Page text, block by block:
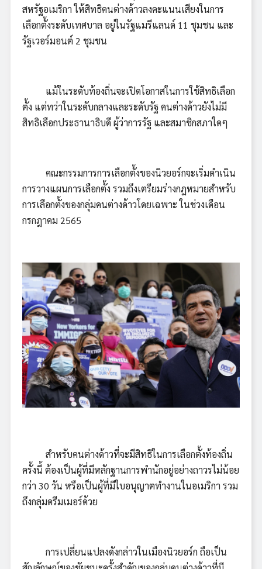
สหรัฐอเมริกา ให้สิทธิคนต่างด้าวลงคะแนนเสียงในการ
เลือกตั้งระดับเทศบาล อยู่ในรัฐแมรีแลนด์ 11 ชุมชน และ
รัฐเวอร์มอนต์ 2 ชุมชน
แม้ในระดับท้องถิ่นจะเปิดโอกาสในการใช้สิทธิเลือก
ตั้ง แต่ทว่าในระดับกลางและระดับรัฐ คนต่างด้าวยังไม่มี
สิทธิเลือกประธานาธิบดี ผู้ว่าการรัฐ และสมาชิกสภาใดๆ
คณะกรรมการการเลือกตั้งของนิวยอร์กจะเริ่มดำเนิน
การวางแผนการเลือกตั้ง รวมถึงเตรียมร่างกฎหมายสำหรับ
การเลือกตั้งของกลุ่มคนต่างด้าวโดยเฉพาะ ในช่วงเดือน
กรกฎาคม 2565
สำหรับคนต่างด้าวที่จะมีสิทธิในการเลือกตั้งท้องถิ่น
ครั้งนี้ ต้องเป็นผู้ที่มีหลักฐานการพำนักอยู่อย่างถาวรไม่น้อย
กว่า 30 วัน หรือเป็นผู้ที่มีใบอนุญาตทำงานในอเมริกา รวม
ถึงกลุ่มดรีมเมอร์ด้วย
การเปลี่ยนแปลงดังกล่าวในเมืองนิวยอร์ก ถือเป็น